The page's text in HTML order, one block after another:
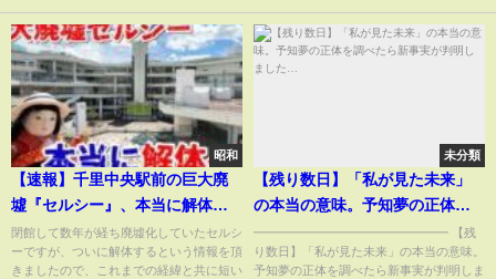
昭和
【速報】千里中央駅前の巨大廃
墟『セルシー』、本当に解体
へ・・・
閉館して数年が経ち廃墟化していたセルシ
ーですが、ついに解体するという情報を頂
きましたので、これまでの経緯と共に短い
未分類
【残り数日】「私が見た未来」
の本当の意味。予知夢の正体を
調べたら新事実が判明しまし
た…
━━━━━━━━━━━━━━━━ 【残
り数日】「私が見た未来」の本当の意味。
予知夢の正体を調べたら新事実が判明しま